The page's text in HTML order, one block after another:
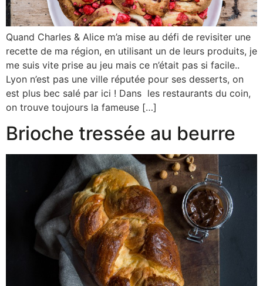
Quand Charles & Alice m’a mise au défi de revisiter une
recette de ma région, en utilisant un de leurs produits, je
me suis vite prise au jeu mais ce n’était pas si facile..
Lyon n’est pas une ville réputée pour ses desserts, on
est plus bec salé par ici ! Dans les restaurants du coin,
on trouve toujours la fameuse […]
Brioche tressée au beurre